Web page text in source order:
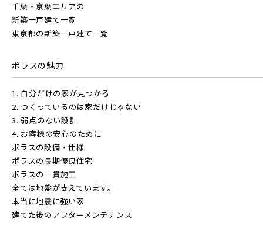
東武スカイツリーライン
東武日光線
東武アーバンパークライン
東武東上本線
駅から探す
JR
JR京浜東北線
JR埼京線
地図から探す
テーマから探す
地域
千葉・京葉エリアの
新築一戸建て一覧
東京都の新築一戸建て一覧
ポラスの魅力
1. 自分だけの家が見つかる
2. つくっているのは家だけじゃない
3. 弱点のない設計
4. お客様の安心のために
ポラスの設備・仕様
ポラスの長期優良住宅
ポラスの一貫施工
全ては地盤が支えています。
本当に地震に強い家
建てた後のアフターメンテナンス